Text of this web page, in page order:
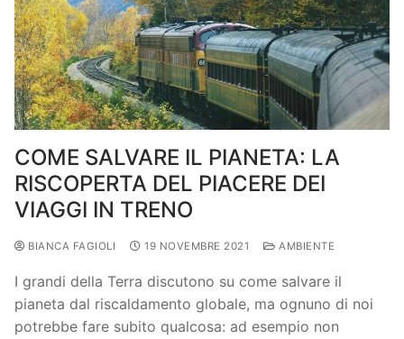
COME SALVARE IL PIANETA: LA
RISCOPERTA DEL PIACERE DEI
VIAGGI IN TRENO
BIANCA FAGIOLI 19 NOVEMBRE 2021 AMBIENTE
I grandi della Terra discutono su come salvare il
pianeta dal riscaldamento globale, ma ognuno di noi
potrebbe fare subito qualcosa: ad esempio non